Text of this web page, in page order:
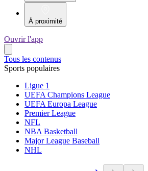
À proximité
Ouvrir l'app
Tous les contenus
Sports populaires
Ligue 1
UEFA Champions League
UEFA Europa League
Premier League
NFL
NBA Basketball
Major League Baseball
NHL